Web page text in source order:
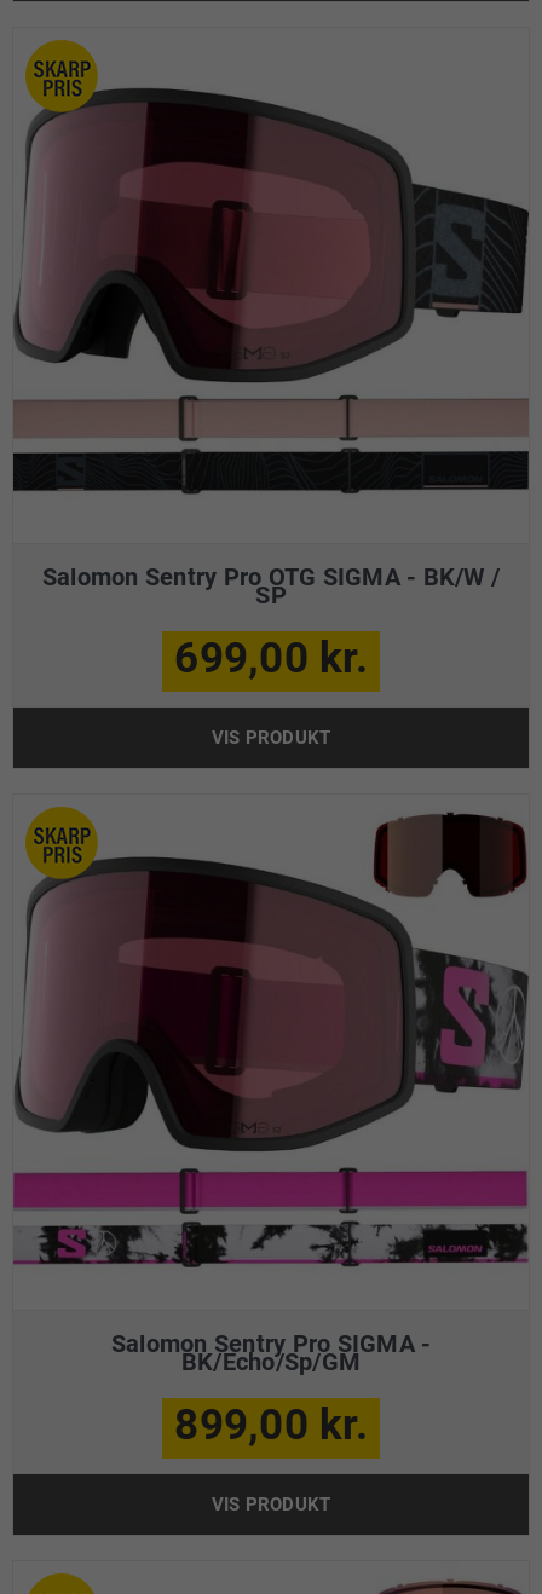
Salomon Sentry Pro OTG SIGMA - BK/W /
SP
699,00 kr.
VIS PRODUKT
Salomon Sentry Pro SIGMA -
BK/Echo/Sp/GM
899,00 kr.
VIS PRODUKT